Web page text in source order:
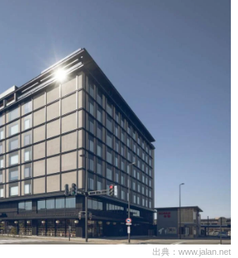
出典：www.jalan.net